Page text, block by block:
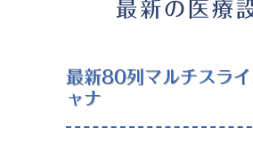
最新の医療
最新80列マルチスラ
ャナ